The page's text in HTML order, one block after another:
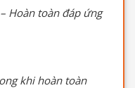
Hoàn toàn đáp ứng
khi hoàn toàn